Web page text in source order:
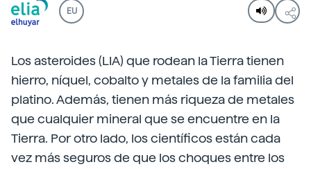
EU
Los asteroides (LIA) que rodean la Tierra tienen
hierro, níquel, cobalto y metales de la familia del
platino. Además, tienen más riqueza de metales
que cualquier mineral que se encuentre en la
Tierra. Por otro lado, los científicos están cada
vez más seguros de que los choques entre los